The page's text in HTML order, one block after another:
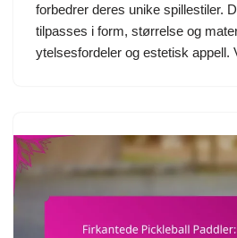
forbedrer deres unike spillestiler.
tilpasses i form, størrelse og
ytelsesfordeler og estetisk appell.